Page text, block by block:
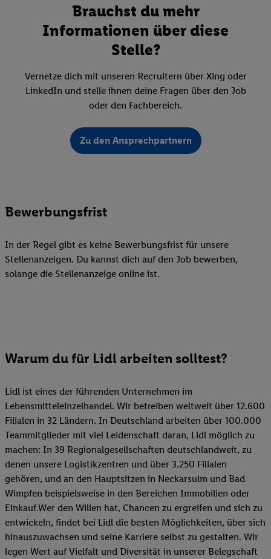
Brauchst du mehr
Informationen über diese
Stelle?
Vernetze dich mit unseren Recruitern über Xing oder
LinkedIn und stelle ihnen deine Fragen über den Job
oder den Fachbereich.
Zu den Ansprechpartnern
Bewerbungsfrist
In der Regel gibt es keine Bewerbungsfrist für unsere
Stellenanzeigen. Du kannst dich auf den Job bewerben,
solange die Stellenanzeige online ist.
Warum du für Lidl arbeiten solltest?
Lidl ist eines der führenden Unternehmen im
Lebensmitteleinzelhandel. Wir betreiben weltweit über 12.600
Filialen in 32 Ländern. In Deutschland arbeiten über 100.000
Teammitglieder mit viel Leidenschaft daran, Lidl möglich zu
machen: In 39 Regionalgesellschaften deutschlandweit, zu
denen unsere Logistikzentren und über 3.250 Filialen
gehören, und an den Hauptsitzen in Neckarsulm und Bad
Wimpfen beispielsweise in den Bereichen Immobilien oder
Einkauf.Wer den Willen hat, Chancen zu ergreifen und sich zu
entwickeln, findet bei Lidl die besten Möglichkeiten, über sich
hinauszuwachsen und seine Karriere selbst zu gestalten. Wir
legen Wert auf Vielfalt und Diversität in unserer Belegschaft